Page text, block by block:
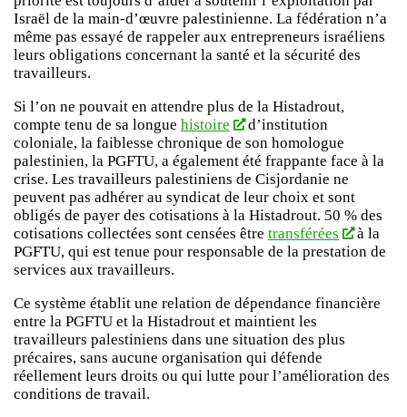
Israël de la main-d’œuvre palestinienne. La fédération n’a
même pas essayé de rappeler aux entrepreneurs israéliens
leurs obligations concernant la santé et la sécurité des
travailleurs.
Si l’on ne pouvait en attendre plus de la Histadrout,
compte tenu de sa longue histoire
d’institution
coloniale, la faiblesse chronique de son homologue
palestinien, la PGFTU, a également été frappante face à la
crise. Les travailleurs palestiniens de Cisjordanie ne
peuvent pas adhérer au syndicat de leur choix et sont
obligés de payer des cotisations à la Histadrout. 50 % des
cotisations collectées sont censées être transférées
à la
PGFTU, qui est tenue pour responsable de la prestation de
services aux travailleurs.
Ce système établit une relation de dépendance financière
entre la PGFTU et la Histadrout et maintient les
travailleurs palestiniens dans une situation des plus
précaires, sans aucune organisation qui défende
réellement leurs droits ou qui lutte pour l’amélioration des
conditions de travail.